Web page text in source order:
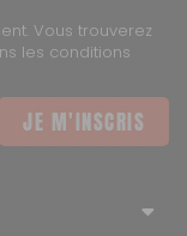
Vous trouverez
les conditions
JE M'INSCRIS